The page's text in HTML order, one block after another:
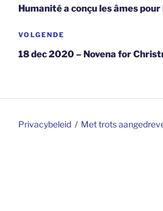
Humanité a conçu les âmes
Volgend
bericht
VOLGENDE
18 dec 2020 – Novena for
Privacybeleid Met trots